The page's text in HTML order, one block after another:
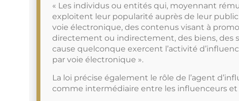
« Les individus ou entités qui, moyennant
exploitent leur popularité auprès de leur
voie électronique, des contenus visant à
directement ou indirectement, des biens, des
cause quelconque exercent l’activité
par voie électronique ».
La loi précise également le rôle de l’agent
comme intermédiaire entre les influenceurs et